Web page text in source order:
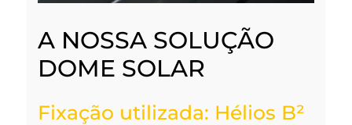
A NOSSA SOLUÇÃO
DOME SOLAR
Fixação utilizada: Hélios B²